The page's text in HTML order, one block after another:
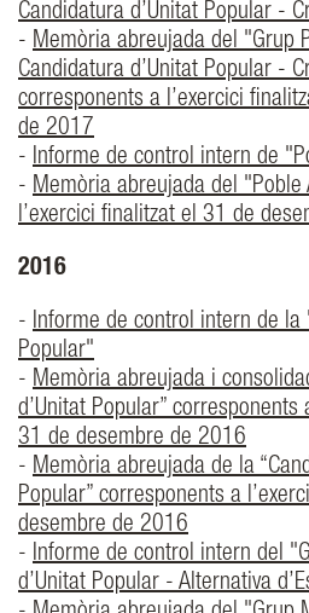
Candidatura d’Unitat Popular -
- Memòria abreujada del "Grup
Candidatura d’Unitat Popular -
corresponents a l’exercici
de 2017
- Informe de control intern de
- Memòria abreujada del
l’exercici finalitzat el 31 de
2016
- Informe de control intern de la
Popular"
- Memòria abreujada i
d’Unitat Popular”
31 de desembre de 2016
- Memòria abreujada de la
Popular” corresponents a
desembre de 2016
- Informe de control intern del
d’Unitat Popular - Alternativa